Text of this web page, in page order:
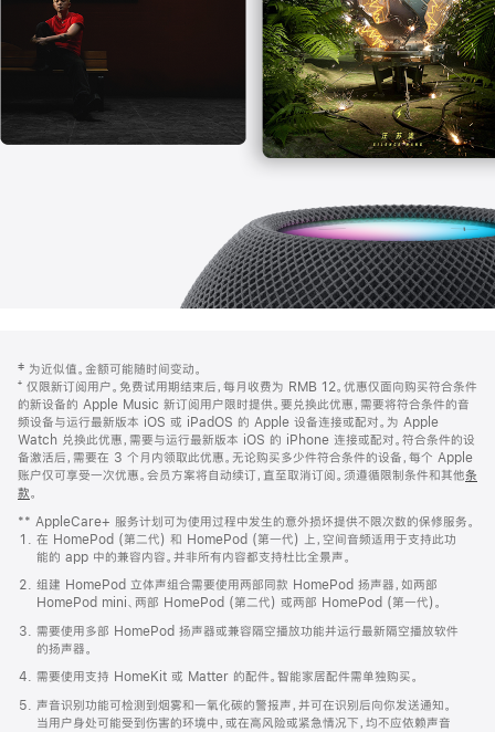
页
页
脚
注
‡ 为近似值。金额可能随时间变动。
⁺ 仅限新订阅用户。免费试用期结束后，每月收费为 RMB 12。优惠仅面向购买符合条件
的新设备的 Apple Music 新订阅用户限时提供。要兑换此优惠，需要将符合条件的音
频设备与运行最新版本 iOS 或 iPadOS 的 Apple 设备连接或配对。为 Apple
Watch 兑换此优惠，需要与运行最新版本 iOS 的 iPhone 连接或配对。符合条件的设
备激活后，需要在 3 个月内领取此优惠。无论购买多少件符合条件的设备，每个 Apple
账户仅可享受一次优惠。会员方案将自动续订，直至取消订阅。须遵循限制条件和其他条
款。
窗
口
中
打
开)
** AppleCare+ 服务计划可为使用过程中发生的意外损坏提供不限次数的保修服务。
在 HomePod (第二代) 和 HomePod (第一代) 上，空间音频适用于支持此功
能的 app 中的兼容内容。并非所有内容都支持杜比全景声。
组建 HomePod 立体声组合需要使用两部同款 HomePod 扬声器，如两部
HomePod mini、两部 HomePod (第二代) 或两部 HomePod (第一代)。
需要使用多部 HomePod 扬声器或兼容隔空播放功能并运行最新隔空播放软件
的扬声器。
需要使用支持 HomeKit 或 Matter 的配件。智能家居配件需单独购买。
声音识别功能可检测到烟雾和一氧化碳的警报声，并可在识别后向你发送通知。
当用户身处可能受到伤害的环境中，或在高风险或紧急情况下，均不应依赖声音